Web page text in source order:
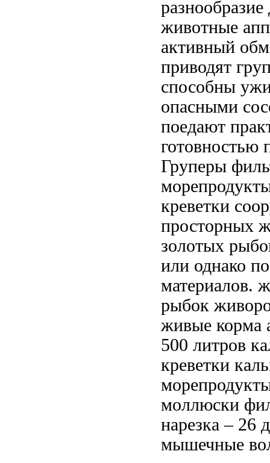
животные
активный
приводят
способны
опасными
поедают
готовностью
Груперы
креветки
просторных
золотых
или однако
материалов.
рыбок
живые корма
500 литров
креветки
моллюски
нарезка – 26
мышечные